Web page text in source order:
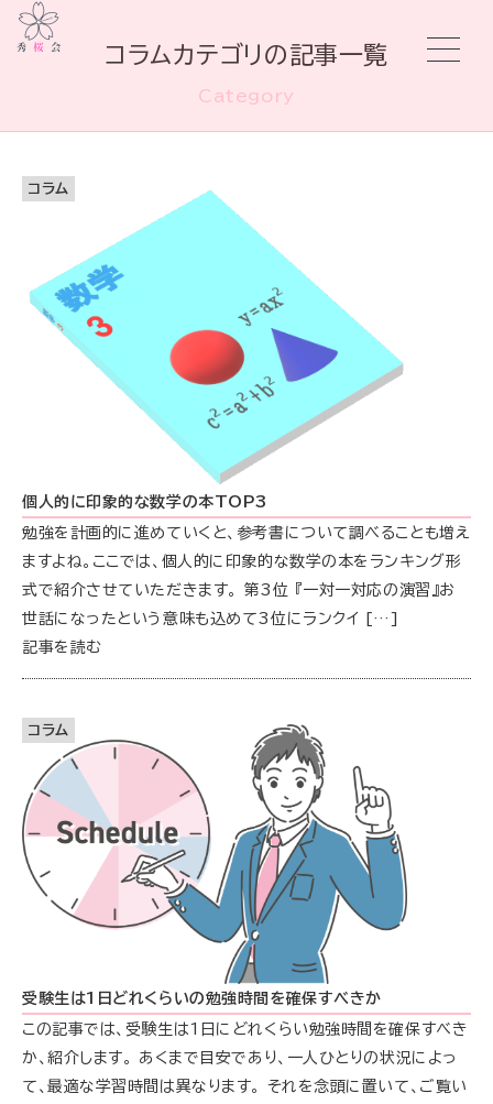
コラムカテゴリの記事一覧
Category
コラム
個人的に印象的な数学の本TOP3
勉強を計画的に進めていくと、参考書について調べることも増え
ますよね。ここでは、個人的に印象的な数学の本をランキング形
式で紹介させていただきます。 第3位 『一対一対応の演習』お
世話になったという意味も込めて3位にランクイ […]
記事を読む
コラム
受験生は1日どれくらいの勉強時間を確保すべきか
この記事では、受験生は1日にどれくらい勉強時間を確保すべき
か、紹介します。 あくまで目安であり、一人ひとりの状況によっ
て、最適な学習時間は異なります。 それを念頭に置いて、ご覧い